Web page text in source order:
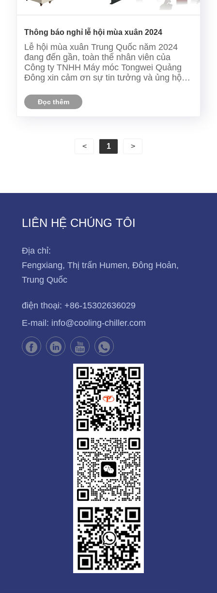
Thông báo nghỉ lễ hội mùa xuân 2024
Lễ hội mùa xuân Trung Quốc năm 2024
đang đến gần, toàn thể nhân viên của
Công ty TNHH Máy móc Tongwei Quảng
Đông xin cảm ơn sự tin tưởng và ủng hộ
Tongwei xin gửi những lời chúc và lời chào
chân thành nhất đến các bạn trong năm
Đọc thêm
< 1 >
LIÊN HỆ CHÚNG TÔI
Địa chỉ:
Fengxiang, Thị trấn Humen, Đông Hoản,
Trung Quốc
điện thoại: +86-15302636029
E-mail: info@cooling-chiller.com